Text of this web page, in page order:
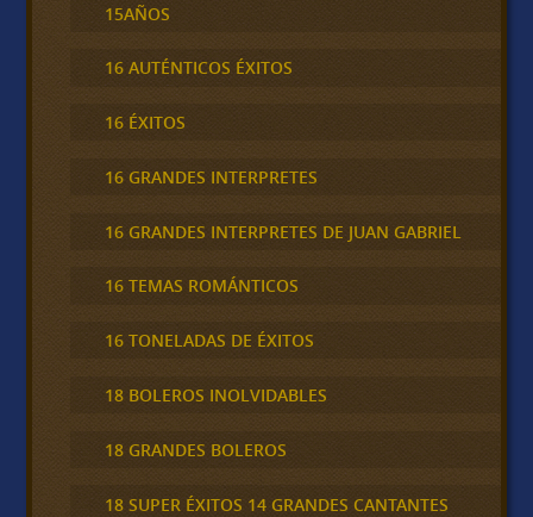
15AÑOS
16 AUTÉNTICOS ÉXITOS
16 ÉXITOS
16 GRANDES INTERPRETES
16 GRANDES INTERPRETES DE JUAN GABRIEL
16 TEMAS ROMÁNTICOS
16 TONELADAS DE ÉXITOS
18 BOLEROS INOLVIDABLES
18 GRANDES BOLEROS
18 SUPER ÉXITOS 14 GRANDES CANTANTES